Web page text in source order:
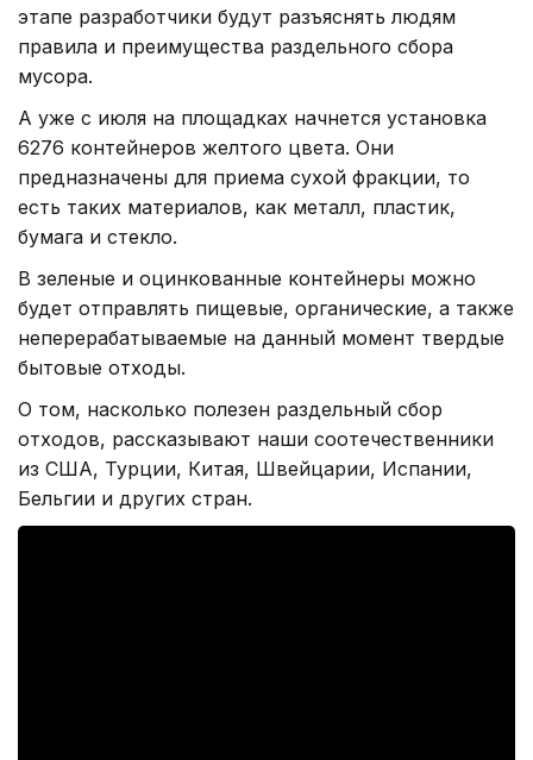
этапе разработчики будут разъяснять людям
правила и преимущества раздельного сбора
мусора.
А уже с июля на площадках начнется установка
6276 контейнеров желтого цвета. Они
предназначены для приема сухой фракции, то
есть таких материалов, как металл, пластик,
бумага и стекло.
В зеленые и оцинкованные контейнеры можно
будет отправлять пищевые, органические, а также
неперерабатываемые на данный момент твердые
бытовые отходы.
О том, насколько полезен раздельный сбор
отходов, рассказывают наши соотечественники
из США, Турции, Китая, Швейцарии, Испании,
Бельгии и других стран.